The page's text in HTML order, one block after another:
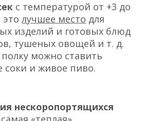
с температурой от +3 до
этолучшее место для
изделий и готовых блюд
тушеных овощей и т. д.
можно ставить
соки и живое пиво.
нескоропортящихся